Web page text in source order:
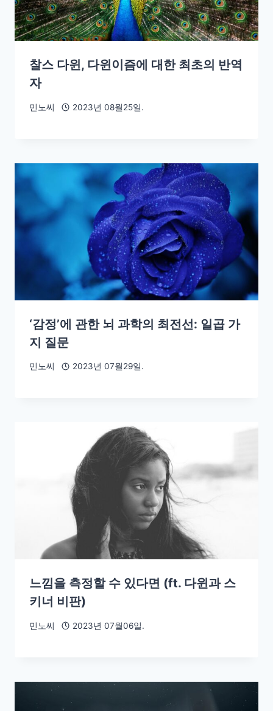
찰스 다윈, 다윈이즘에 대한 최초의 반역
자
민노씨 2023년 08월25일.
‘감정’에 관한 뇌 과학의 최전선: 일곱 가
지 질문
민노씨 2023년 07월29일.
느낌을 측정할 수 있다면 (ft. 다윈과 스
키너 비판)
민노씨 2023년 07월06일.